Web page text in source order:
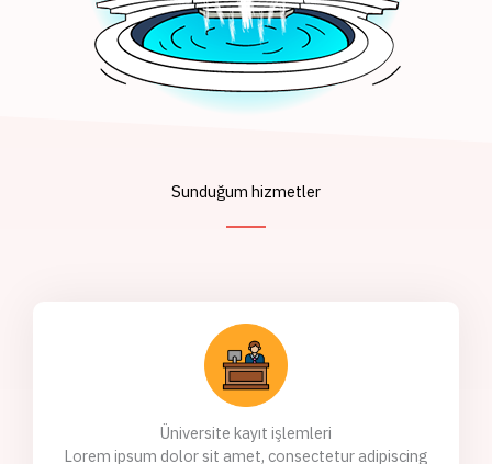
Sunduğum hizmetler
Üniversite kayıt işlemleri
Lorem ipsum dolor sit amet, consectetur adipiscing